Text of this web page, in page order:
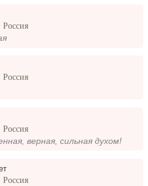
Россия
Россия
Россия
верная, сильная духом!
Россия